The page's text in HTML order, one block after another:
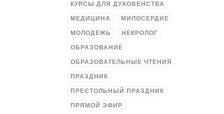
КУРСЫ ДЛЯ ДУХОВЕНСТВА
МЕДИЦИНА МИЛОСЕРДИЕ
МОЛОДЕЖЬ НЕКРОЛОГ
ОБРАЗОВАНИЕ
ОБРАЗОВАТЕЛЬНЫЕ ЧТЕНИЯ
ПРАЗДНИК
ПРЕСТОЛЬНЫЙ ПРАЗДНИК
ПРЯМОЙ ЭФИР